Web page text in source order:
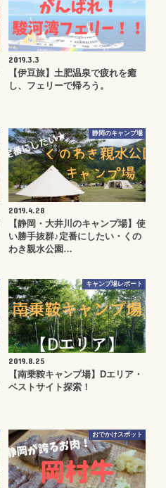
2019.3.3
【伊豆旅】土肥温泉で疲れを癒
し、フェリーで帰ろう。
静岡のキャンプ場
2019.4.28
【静岡・大井川のキャンプ場】使
い勝手抜群♪定番にしたい・くの
わき親水公園…
キャンプ場レポート
2019.8.25
【南乗鞍キャンプ場】Dエリア・
ベストサイト探索！
おでかけスポット